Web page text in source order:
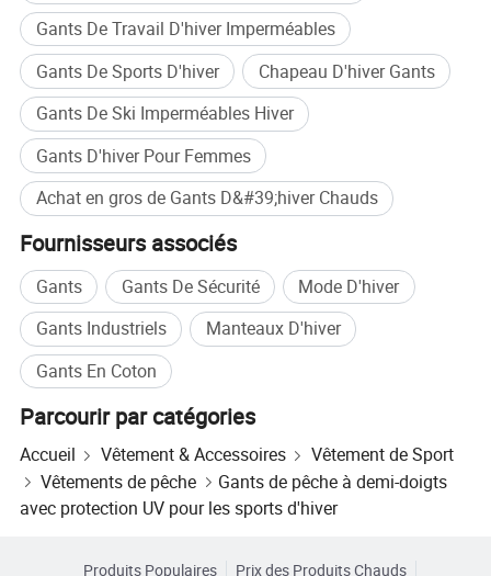
Gants De Travail D'hiver Imperméables
Gants De Sports D'hiver
Chapeau D'hiver Gants
Gants De Ski Imperméables Hiver
Gants D'hiver Pour Femmes
Achat en gros de Gants D&#39;hiver Chauds
Fournisseurs associés
Gants Gants De Sécurité
Mode D'hiver
Gants Industriels
Manteaux D'hiver
Gants En Coton
Parcourir par catégories
Accueil Vêtement & Accessoires
Vêtement de Sport
Vêtements de pêche
Gants de pêche à demi-doigts
avec protection UV pour les sports d'hiver
Produits Populaires Prix des Produits Chauds